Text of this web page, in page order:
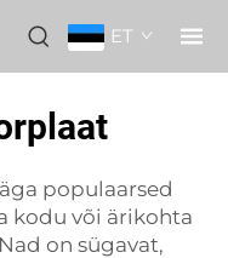
ET
populaarsed
kodu või ärikohta
on sügavat,